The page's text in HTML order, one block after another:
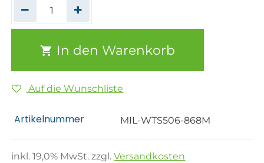
In den Warenkorb
Auf die Wunschliste
Artikelnummer MIL-WTS506-868M
inkl.19,0% MwSt. zzgl.Versandkosten